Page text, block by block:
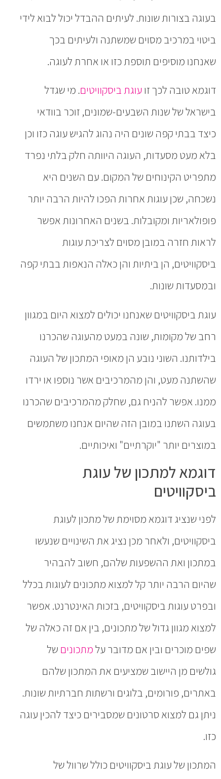
בעוגה בצורות שונות. לעיתים ההבדל יכול לבוא לידי
ביטוי במרכיב מסוים שמשתנה ולעיתים בכך
שאנחנו מוסיפים תוספת כזו או אחרת לעוגה.
דוגמא טובה לכך זו עוגת ביסקוויטים. מי שגדל
בישראל של שנות השבעים-שמונים, זוכר בוודאי
כיצד בבתי קפה שונים היה נהוג להגיש עוגה כזו וכן
בלא מעט מסעדות, העוגה היוותה חלק בלתי נפרד
מתפריט הקינוחים של המקום. עם השנים היא
נשכחה, שכן עוגות אחרות הפכו להיות הרבה יותר
פופולאריות ומקובלות. בשנים האחרונות אפשר
לראות חזרה במובן מסוים לצריכת עוגות
ביסקוויטים, הן ביתיות והן כאלה הנאפות בבתי קפה
ובמסעדות שונות.
עוגת ביסקוויטים שאנחנו יכולים למצוא היום במגוון
רחב של מקומות, שונה במעט מהעוגה שהכרנו
בילדותנו. השוני נובע הן מאופי המתכון של העוגה
שהשתנה מעט, והן מהמרכיבים אשר נוספו או ירדו
ממנו. אפשר להניח גם, שחלק מהמרכיבים שהכרנו
בעוגה השתנו במובן הזה שהיום אנחנו משתמשים
במוצרים יותר "יוקרתיים" ואיכותיים.
דוגמא למתכון של עוגת
ביסקוויטים
לפני שנציג דוגמא מסוימת של מתכון לעוגת
ביסקוויטים, ולאחר מכן נציג את השינויים שנעשו
במתכון ואת ההשפעות שלהם, חשוב להבהיר
שהיום הרבה יותר קל למצוא מתכונים לעוגות בכלל
ובפרט עוגות ביסקוויטים, בזכות האינטרנט. אפשר
למצוא מגוון גדול של מתכונים, בין אם זה כאלה של
שפים מוכרים ובין אם מדובר עלמתכונים של
גולשים מן היישוב שמציעים את המתכון שלהם
באתרים, פורומים, בלוגים ורשתות חברתיות שונות.
ניתן גם למצוא סרטונים שמסבירים כיצד להכין עוגה
כזו.
המתכון של עוגת ביסקוויטים כולל שרוול של